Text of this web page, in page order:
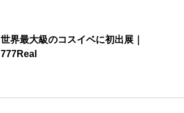
世界最大級のコスイベに初出展｜
777Real